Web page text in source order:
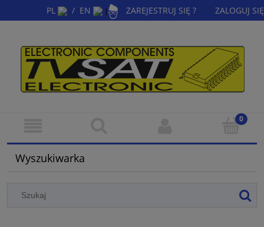
PL / EN | ZAREJESTRUJ SIĘ ? ZALOGUJ SIĘ
Wyszukiwarka